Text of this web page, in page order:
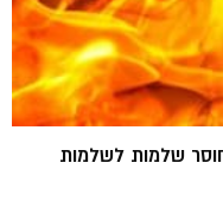
שלמות לשלמות